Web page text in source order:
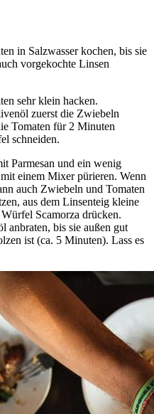
in Salzwasser kochen, bis sie
vorgekochte Linsen
sehr klein hacken.
zuerst die Zwiebeln
Tomaten für 2 Minuten
schneiden.
Parmesan und ein wenig
einem Mixer pürieren. Wenn
auch Zwiebeln und Tomaten
aus dem Linsenteig kleine
Scamorza drücken.
anbraten, bis sie außen gut
ist (ca. 5 Minuten). Lass es